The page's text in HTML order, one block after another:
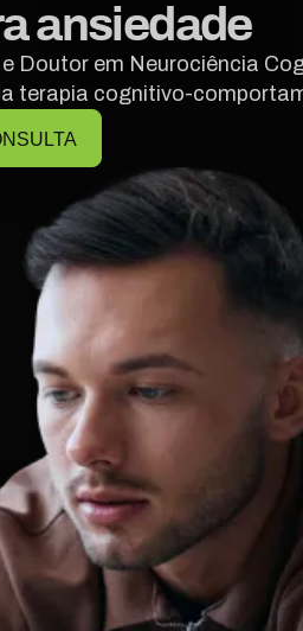
ansiedade
Doutor em Neurociência
terapia cognitivo-